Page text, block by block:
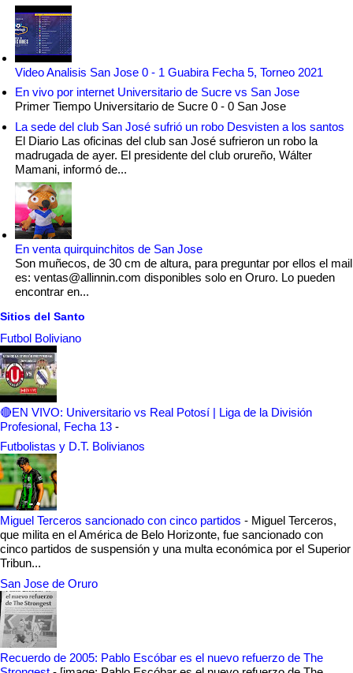
Video Analisis San Jose 0 - 1 Guabira Fecha 5, Torneo 2021
En vivo por internet Universitario de Sucre vs San Jose
Primer Tiempo Universitario de Sucre 0 - 0 San Jose
La sede del club San José sufrió un robo Desvisten a los santos
El Diario Las oficinas del club san José sufrieron un robo la
madrugada de ayer. El presidente del club orureño, Wálter
Mamani, informó de...
En venta quirquinchitos de San Jose
Son muñecos, de 30 cm de altura, para preguntar por ellos el mail
es: ventas@allinnin.com disponibles solo en Oruro. Lo pueden
encontrar en...
Sitios del Santo
Futbol Boliviano
🔴EN VIVO: Universitario vs Real Potosí | Liga de la División
Profesional, Fecha 13 -
Futbolistas y D.T. Bolivianos
Miguel Terceros sancionado con cinco partidos - Miguel Terceros,
que milita en el América de Belo Horizonte, fue sancionado con
cinco partidos de suspensión y una multa económica por el Superior
Tribun...
San Jose de Oruro
Recuerdo de 2005: Pablo Escóbar es el nuevo refuerzo de The